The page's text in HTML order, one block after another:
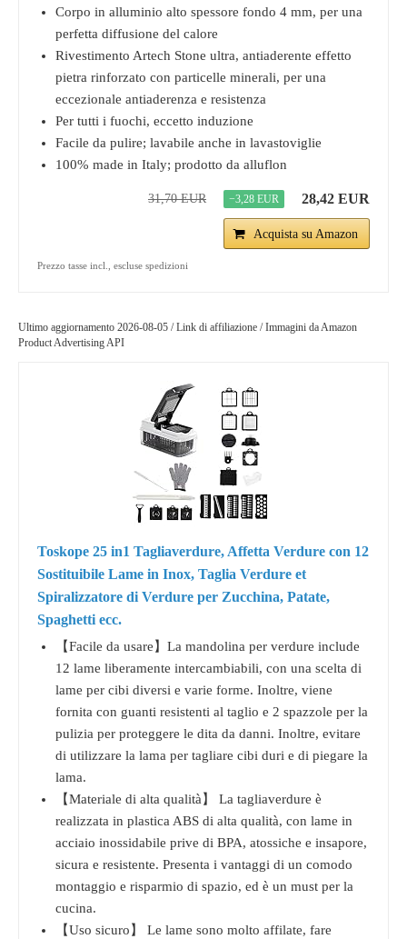
Corpo in alluminio alto spessore fondo 4 mm, per una
perfetta diffusione del calore
Rivestimento Artech Stone ultra, antiaderente effetto
pietra rinforzato con particelle minerali, per una
eccezionale antiaderenza e resistenza
Per tutti i fuochi, eccetto induzione
Facile da pulire; lavabile anche in lavastoviglie
100% made in Italy; prodotto da alluflon
31,70 EUR −3,28 EUR 28,42 EUR
Acquista su Amazon
Prezzo tasse incl., escluse spedizioni
Ultimo aggiornamento 2026-08-05 / Link di affiliazione / Immagini da Amazon
Product Advertising API
Toskope 25 in1 Tagliaverdure, Affetta Verdure con 12
Sostituibile Lame in Inox, Taglia Verdure et
Spiralizzatore di Verdure per Zucchina, Patate,
Spaghetti ecc.
【Facile da usare】La mandolina per verdure include
12 lame liberamente intercambiabili, con una scelta di
lame per cibi diversi e varie forme. Inoltre, viene
fornita con guanti resistenti al taglio e 2 spazzole per la
pulizia per proteggere le dita da danni. Inoltre, evitare
di utilizzare la lama per tagliare cibi duri e di piegare la
lama.
【Materiale di alta qualità】 La tagliaverdure è
realizzata in plastica ABS di alta qualità, con lame in
acciaio inossidabile prive di BPA, atossiche e insapore,
sicura e resistente. Presenta i vantaggi di un comodo
montaggio e risparmio di spazio, ed è un must per la
cucina.
【Uso sicuro】 Le lame sono molto affilate, fare